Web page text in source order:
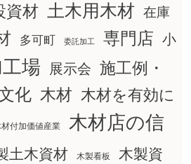
資材 土木用木材 在庫
多可町 委託加工 専門店 小
場 展示会 施工例・
化 木材 木材を有効に
付加価値産業
木材店の信
土木資材 木製看板
木製資